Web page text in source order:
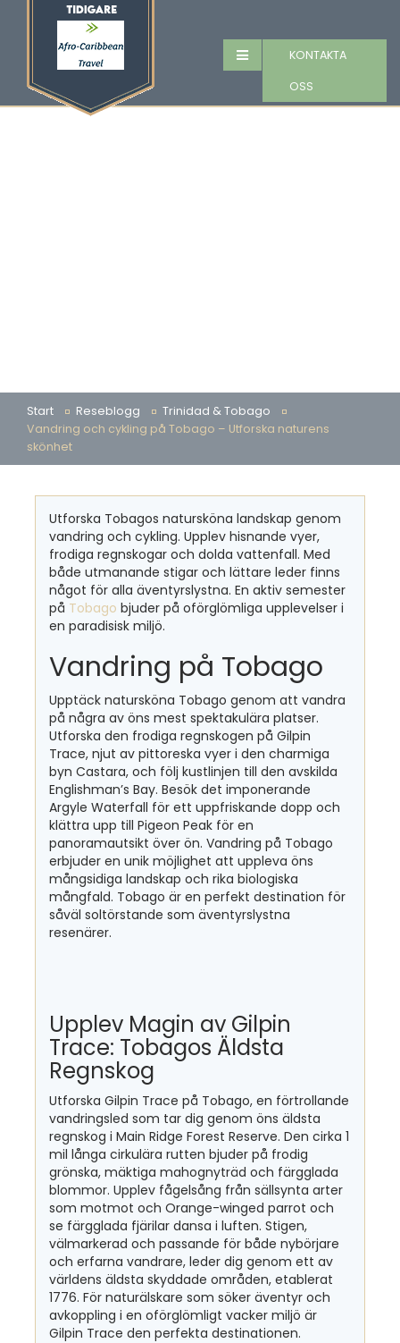
KONTAKTA
OSS
Start Reseblogg
Trinidad & Tobago
Vandring och cykling på Tobago – Utforska naturens
skönhet
Utforska Tobagos natursköna landskap genom
vandring och cykling. Upplev hisnande vyer,
frodiga regnskogar och dolda vattenfall. Med
både utmanande stigar och lättare leder finns
något för alla äventyrslystna. En aktiv semester
på Tobago bjuder på oförglömliga upplevelser i
en paradisisk miljö.
Vandring på Tobago
Upptäck natursköna Tobago genom att vandra
på några av öns mest spektakulära platser.
Utforska den frodiga regnskogen på Gilpin
Trace, njut av pittoreska vyer i den charmiga
byn Castara, och följ kustlinjen till den avskilda
Englishman’s Bay. Besök det imponerande
Argyle Waterfall för ett uppfriskande dopp och
klättra upp till Pigeon Peak för en
panoramautsikt över ön. Vandring på Tobago
erbjuder en unik möjlighet att uppleva öns
mångsidiga landskap och rika biologiska
mångfald. Tobago är en perfekt destination för
såväl soltörstande som äventyrslystna
resenärer.
Upplev Magin av Gilpin
Trace: Tobagos Äldsta
Regnskog
Utforska Gilpin Trace på Tobago, en förtrollande
vandringsled som tar dig genom öns äldsta
regnskog i Main Ridge Forest Reserve. Den cirka 1
mil långa cirkulära rutten bjuder på frodig
grönska, mäktiga mahognyträd och färgglada
blommor. Upplev fågelsång från sällsynta arter
som motmot och Orange-winged parrot och
se färgglada fjärilar dansa i luften. Stigen,
välmarkerad och passande för både nybörjare
och erfarna vandrare, leder dig genom ett av
världens äldsta skyddade områden, etablerat
1776. För naturälskare som söker äventyr och
avkoppling i en oförglömligt vacker miljö är
Gilpin Trace den perfekta destinationen.